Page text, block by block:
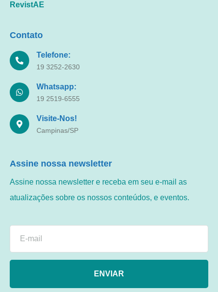
RevistAE
Contato
Telefone:
19 3252-2630
Whatsapp:
19 2519-6555
Visite-Nos!
Campinas/SP
Assine nossa newsletter
Assine nossa newsletter e receba em seu e-mail as
atualizações sobre os nossos conteúdos, e eventos.
ENVIAR